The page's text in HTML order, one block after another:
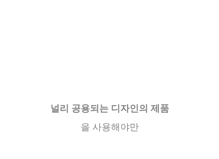
널리 공용되는 디자인의 제품
을 사용해야만